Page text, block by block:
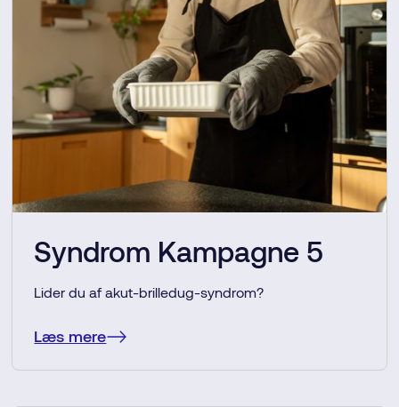
Syndrom Kampagne 5
Lider du af akut-brilledug-syndrom?
Læs mere